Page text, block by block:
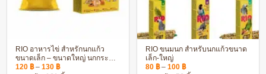
RIO อาหารไข่ สำหรักนกแก้ว
ขนาดเล็ก – ขนาดใหญ่ นกกระตั้ว
นกคอนัวร์ นกหงส์หยก นก
120 ฿ – 130 ฿Price
RIO ขนมนก สำหรับนกแก้วขนาด
เล็ก-ใหญ่
80 ฿ – 100 ฿Price